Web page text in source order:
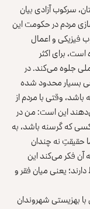
سرکوب آزادی بیان
مردم در حکومت این
فیزیکی و اعمال
برای اکثر
جلوه می‌کند. در
بسیار محدود شده
وقتی با مردم از
این است: من در
که گرسنه باشد، به
حقیقتِ نه چندان
فکر می‌کند این
یعنی میان فقر و
با بهزیستی شهروندان